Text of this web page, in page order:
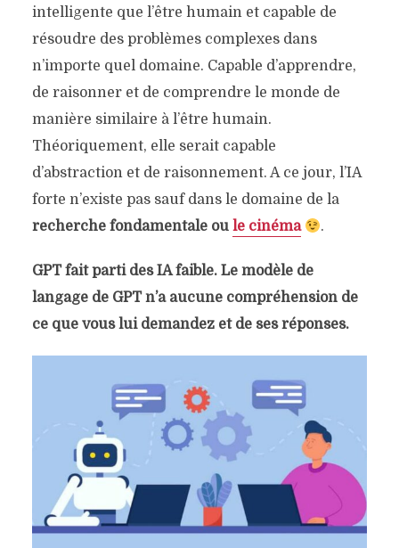
intelligente que l’être humain et capable de
résoudre des problèmes complexes dans
n’importe quel domaine. Capable d’apprendre,
de raisonner et de comprendre le monde de
manière similaire à l’être humain.
Théoriquement, elle serait capable
d’abstraction et de raisonnement. A ce jour, l’IA
forte n’existe pas sauf dans le domaine de la
recherche fondamentale ou le cinéma .
GPT fait parti des IA faible. Le modèle de
langage de GPT n’a aucune compréhension de
ce que vous lui demandez et de ses réponses.